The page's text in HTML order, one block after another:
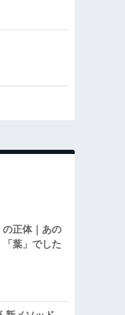
正体｜あの
葉」でした